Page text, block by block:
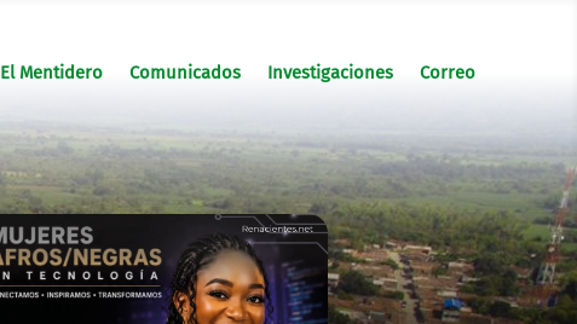
El Mentidero Comunicados Investigaciones Correo